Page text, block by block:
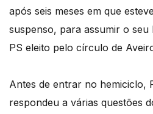
após seis meses em que
suspenso, para assumir o seu
PS eleito pelo círculo de
Antes de entrar no hemiciclo,
respondeu a várias questões